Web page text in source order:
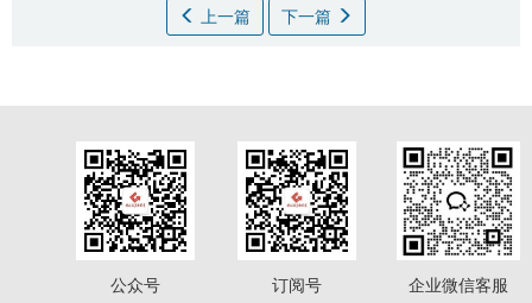
上一篇 下一篇
公众号 订阅号 企业微信客服